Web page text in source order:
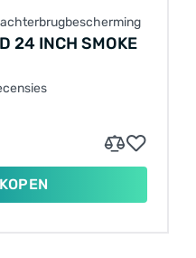
24 INCH SMOKE
KOPEN